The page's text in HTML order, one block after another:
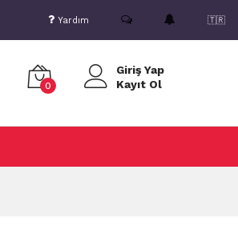
Yardım 🇹🇷
0
Giriş Yap
Kayıt Ol